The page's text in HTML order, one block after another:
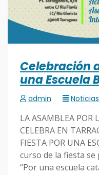
Celebración
una Escuela
admin Noticias
LA ASAMBLEA POR
CELEBRA EN
FIESTA POR UNA
curso de la fiesta
“Por una escuela